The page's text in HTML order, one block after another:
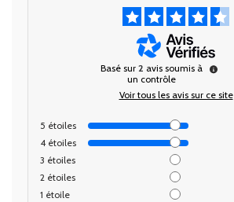
Basé sur 2 avis soumis à
un contrôle
Voir tous les avis sur ce site
5 étoiles
4 étoiles
3 étoiles
2 étoiles
1 étoile